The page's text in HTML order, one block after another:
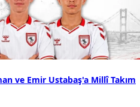
ve Emir Ustabaş'a Millî Takım